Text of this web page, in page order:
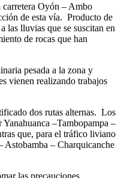
carretera Oyón – Ambo
de esta vía. Producto de
las lluvias que se suscitan en
de rocas que han
pesada a la zona y
vienen realizando trabajos
dos rutas alternas. Los
–Tambopampa –
que, para el tráfico liviano
Astobamba – Charquicanche
las precauciones